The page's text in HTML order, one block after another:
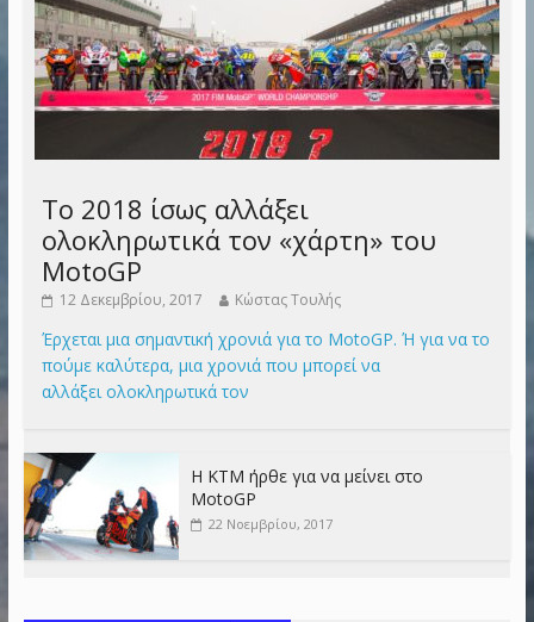
Το 2018 ίσως αλλάξει
ολοκληρωτικά τον «χάρτη» του
MotoGP
12 Δεκεμβρίου, 2017 Κώστας Τουλής
Έρχεται μια σημαντική χρονιά για το MotoGP. Ή για να το
πούμε καλύτερα, μια χρονιά που μπορεί να
αλλάξει ολοκληρωτικά τον
Η KTM ήρθε για να μείνει στο
MotoGP
22 Νοεμβρίου, 2017